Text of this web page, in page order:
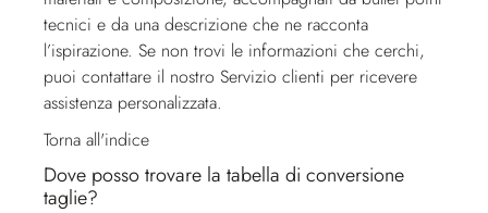
tecnici e da una descrizione che ne racconta
l’ispirazione. Se non trovi le informazioni che cerchi,
puoi contattare il nostro Servizio clienti per ricevere
assistenza personalizzata.
Torna all'indice
Dove posso trovare la tabella di conversione
taglie?